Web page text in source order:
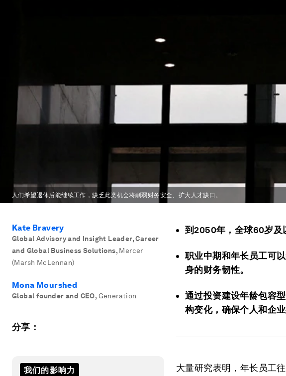
人们希望退休后能继续工作，缺乏此类机会将削弱财务安全、扩大人才缺口。
Kate Bravery
Global Advisory and Insight Leader, Career
and Global Business Solutions, Mercer
(Marsh McLennan)
Mona Mourshed
Global founder and CEO, Generation
分享：
我们的影响力
到2050年，全球60岁及
职业中期和年长员工可
身的财务韧性。
通过投资建设年龄包容
构变化，确保个人和企业
大量研究表明，年长员工